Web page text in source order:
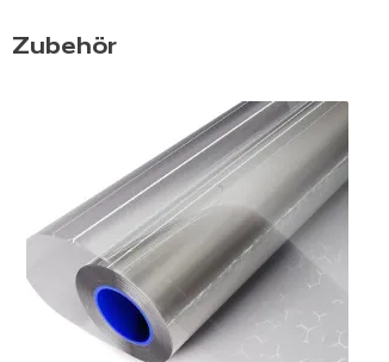
Zubehör